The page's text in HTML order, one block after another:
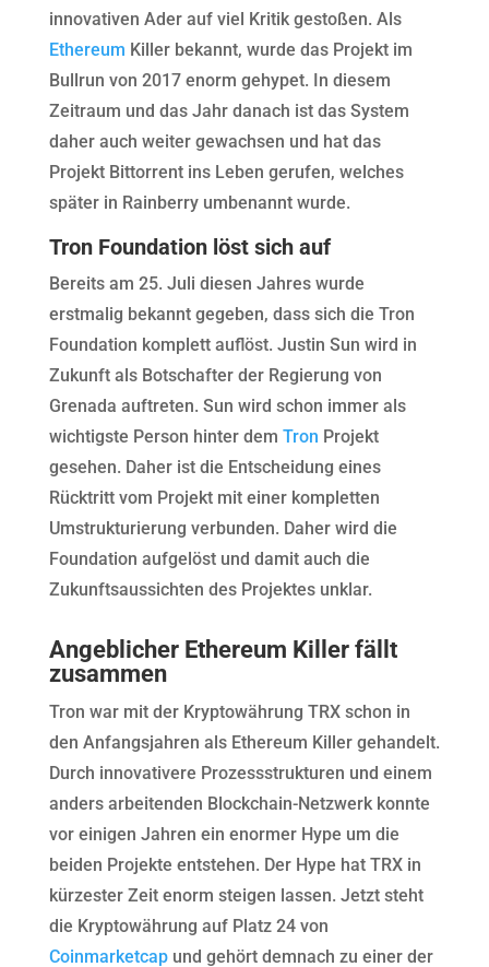
innovativen Ader auf viel Kritik gestoßen. Als
Ethereum Killer bekannt, wurde das Projekt im
Bullrun von 2017 enorm gehypet. In diesem
Zeitraum und das Jahr danach ist das System
daher auch weiter gewachsen und hat das
Projekt Bittorrent ins Leben gerufen, welches
später in Rainberry umbenannt wurde.
Tron Foundation löst sich auf
Bereits am 25. Juli diesen Jahres wurde
erstmalig bekannt gegeben, dass sich die Tron
Foundation komplett auflöst. Justin Sun wird in
Zukunft als Botschafter der Regierung von
Grenada auftreten. Sun wird schon immer als
wichtigste Person hinter dem Tron Projekt
gesehen. Daher ist die Entscheidung eines
Rücktritt vom Projekt mit einer kompletten
Umstrukturierung verbunden. Daher wird die
Foundation aufgelöst und damit auch die
Zukunftsaussichten des Projektes unklar.
Angeblicher Ethereum Killer fällt
zusammen
Tron war mit der Kryptowährung TRX schon in
den Anfangsjahren als Ethereum Killer gehandelt.
Durch innovativere Prozessstrukturen und einem
anders arbeitenden Blockchain-Netzwerk konnte
vor einigen Jahren ein enormer Hype um die
beiden Projekte entstehen. Der Hype hat TRX in
kürzester Zeit enorm steigen lassen. Jetzt steht
die Kryptowährung auf Platz 24 von
Coinmarketcapund gehört demnach zu einer der